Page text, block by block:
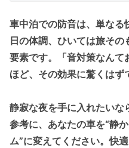
車中泊での防音は、単なる
日の体調、ひいては旅その
要素です。「音対策なんて
ほど、その効果に驚くはず
静寂な夜を手に入れたいな
参考に、あなたの車を“静
ム”に変えてください。快